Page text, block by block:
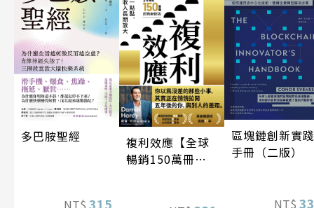
多巴胺聖經
NT$ 315
複利效應【全球
暢銷150萬冊・
區塊鏈創新實踐
手冊（二版）
NT$